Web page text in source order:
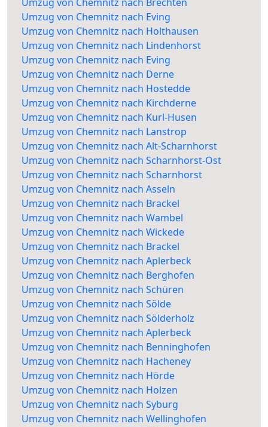
Umzug von Chemnitz nach Eving
Umzug von Chemnitz nach Holthausen
Umzug von Chemnitz nach Lindenhorst
Umzug von Chemnitz nach Eving
Umzug von Chemnitz nach Derne
Umzug von Chemnitz nach Hostedde
Umzug von Chemnitz nach Kirchderne
Umzug von Chemnitz nach Kurl-Husen
Umzug von Chemnitz nach Lanstrop
Umzug von Chemnitz nach Alt-Scharnhorst
Umzug von Chemnitz nach Scharnhorst-Ost
Umzug von Chemnitz nach Scharnhorst
Umzug von Chemnitz nach Asseln
Umzug von Chemnitz nach Brackel
Umzug von Chemnitz nach Wambel
Umzug von Chemnitz nach Wickede
Umzug von Chemnitz nach Brackel
Umzug von Chemnitz nach Aplerbeck
Umzug von Chemnitz nach Berghofen
Umzug von Chemnitz nach Schüren
Umzug von Chemnitz nach Sölde
Umzug von Chemnitz nach Sölderholz
Umzug von Chemnitz nach Aplerbeck
Umzug von Chemnitz nach Benninghofen
Umzug von Chemnitz nach Hacheney
Umzug von Chemnitz nach Hörde
Umzug von Chemnitz nach Holzen
Umzug von Chemnitz nach Syburg
Umzug von Chemnitz nach Wellinghofen